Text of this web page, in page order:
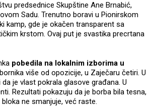
predsednice Skupštine Ane Brnabić,
Sadu. Trenutno boravi u Pionirskom
kamp, gde je okačen transparent sa
krstom. Ovaj put je svastika precrtana
pobedila na lokalnim izborima u
više od opozicije, u Zaječaru četiri. U
je vlast pokrala glasove građana. U
Rezultati pokazuju da je borba bila tesna,
ne smanjuje, već raste.